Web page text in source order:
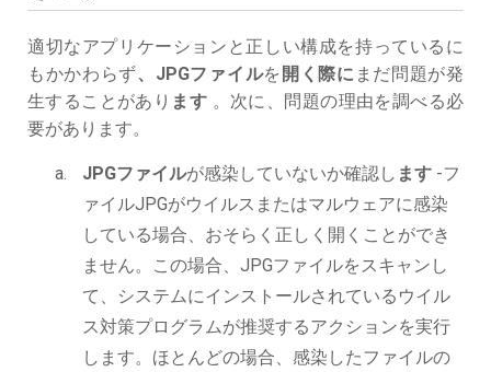
適切なアプリケーションと正しい構成を持っているに
もかかわらず、JPGファイルを 開く際に まだ問題が発
生することがあり ます 。次に、問題の理由を調べる必
要があります。
JPGファイルが感染していないか確認し ます -フ
ァイルJPGがウイルスまたはマルウェアに感染
している場合、おそらく正しく開くことができ
ません。この場合、JPGファイルをスキャンし
て、システムにインストールされているウイル
ス対策プログラムが推奨するアクションを実行
します。ほとんどの場合、感染したファイルの